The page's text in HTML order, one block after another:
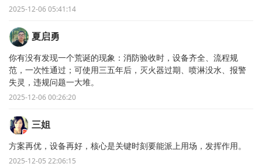
2025-12-06 05:41:14
夏启勇
你有没有发现一个荒诞的现象：消防验收时，设备齐全、流程规
范，一次性通过；可使用三五年后，灭火器过期、喷淋没水、报警
失灵，违规问题一大堆。
2025-12-06 00:26:20
三姐
方案再优，设备再好，核心是关键时刻要能派上用场，发挥作用。
2025-12-05 22:06:15